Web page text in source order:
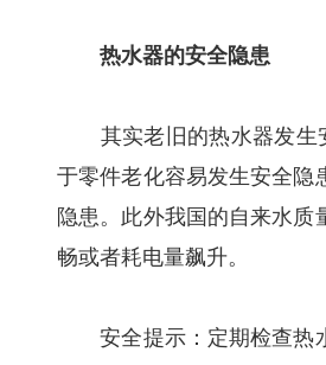
热水器的安全隐患
其实老旧的热水器发生安
于零件老化容易发生安全隐
隐患。此外我国的自来水
畅或者耗电量飙升。
安全提示：定期检查热水